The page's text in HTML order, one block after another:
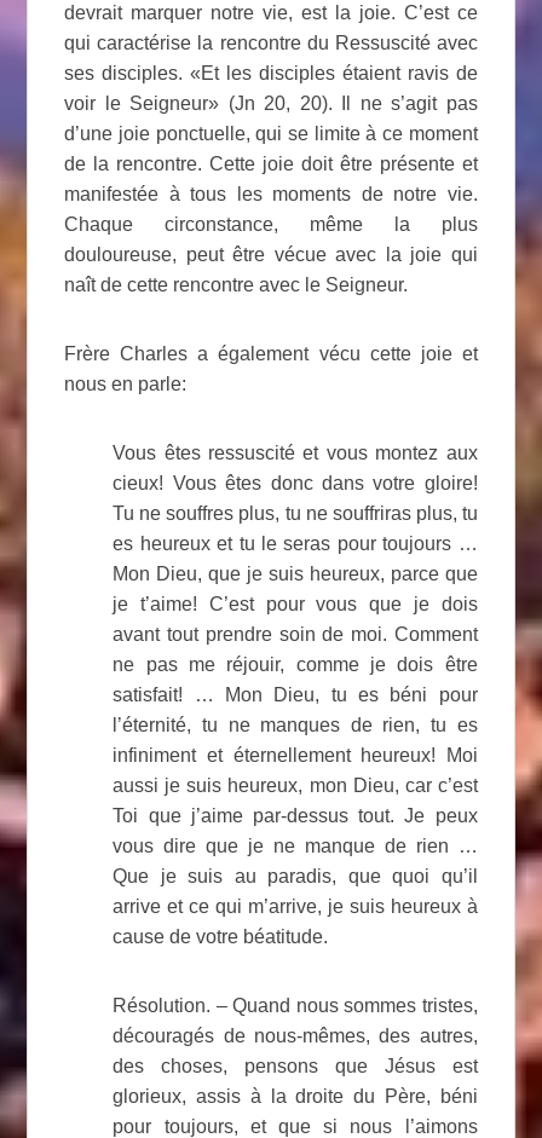
devrait marquer notre vie, est la joie. C’est ce
qui caractérise la rencontre du Ressuscité avec
ses disciples. «Et les disciples étaient ravis de
voir le Seigneur» (Jn 20, 20). Il ne s’agit pas
d’une joie ponctuelle, qui se limite à ce moment
de la rencontre. Cette joie doit être présente et
manifestée à tous les moments de notre vie.
Chaque circonstance, même la plus
douloureuse, peut être vécue avec la joie qui
naît de cette rencontre avec le Seigneur.
Frère Charles a également vécu cette joie et
nous en parle:
Vous êtes ressuscité et vous montez aux
cieux! Vous êtes donc dans votre gloire!
Tu ne souffres plus, tu ne souffriras plus, tu
es heureux et tu le seras pour toujours …
Mon Dieu, que je suis heureux, parce que
je t’aime! C’est pour vous que je dois
avant tout prendre soin de moi. Comment
ne pas me réjouir, comme je dois être
satisfait! … Mon Dieu, tu es béni pour
l’éternité, tu ne manques de rien, tu es
infiniment et éternellement heureux! Moi
aussi je suis heureux, mon Dieu, car c’est
Toi que j’aime par-dessus tout. Je peux
vous dire que je ne manque de rien …
Que je suis au paradis, que quoi qu’il
arrive et ce qui m’arrive, je suis heureux à
cause de votre béatitude.
Résolution. – Quand nous sommes tristes,
découragés de nous-mêmes, des autres,
des choses, pensons que Jésus est
glorieux, assis à la droite du Père, béni
pour toujours, et que si nous l’aimons